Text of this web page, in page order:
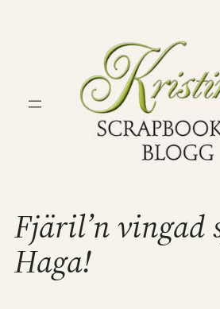
Fjäril’n vingad
Haga!